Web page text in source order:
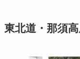
東北道・那須